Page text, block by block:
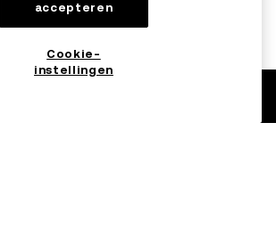
accepteren
Cookie-
instellingen